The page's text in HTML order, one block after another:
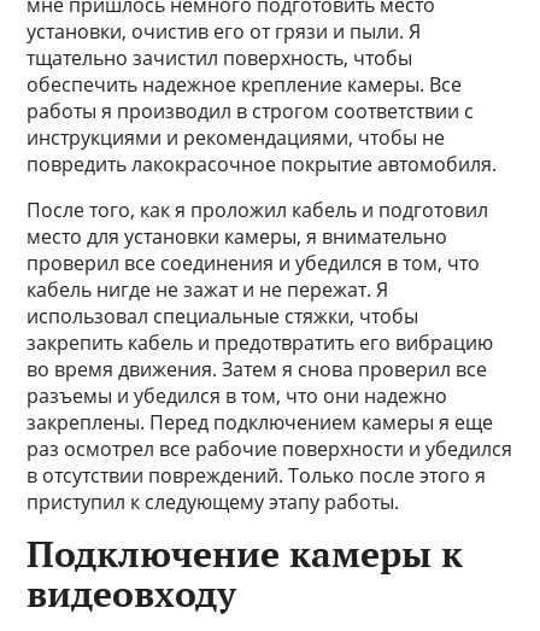
установки, очистив его от грязи и пыли. Я
тщательно зачистил поверхность, чтобы
обеспечить надежное крепление камеры. Все
работы я производил в строгом соответствии с
инструкциями и рекомендациями, чтобы не
повредить лакокрасочное покрытие автомобиля.
После того, как я проложил кабель и подготовил
место для установки камеры, я внимательно
проверил все соединения и убедился в том, что
кабель нигде не зажат и не пережат. Я
использовал специальные стяжки, чтобы
закрепить кабель и предотвратить его вибрацию
во время движения. Затем я снова проверил все
разъемы и убедился в том, что они надежно
закреплены. Перед подключением камеры я еще
раз осмотрел все рабочие поверхности и убедился
в отсутствии повреждений. Только после этого я
приступил к следующему этапу работы.
Подключение камеры к
видеовходу